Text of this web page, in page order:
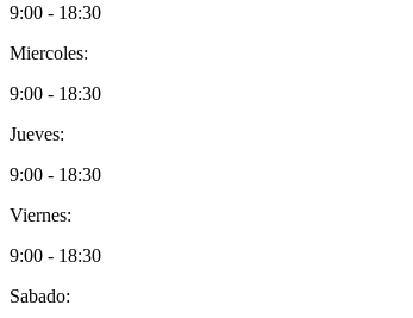
9:00 - 18:30
Miercoles:
9:00 - 18:30
Jueves:
9:00 - 18:30
Viernes:
9:00 - 18:30
Sabado: